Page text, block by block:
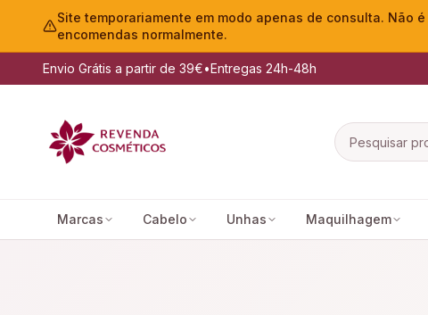
Site temporariamente em modo apenas de consulta. Não
encomendas normalmente.
Envio Grátis a partir de 39€•Entregas 24h-48h
Marcas Cabelo Unhas Maquilhagem